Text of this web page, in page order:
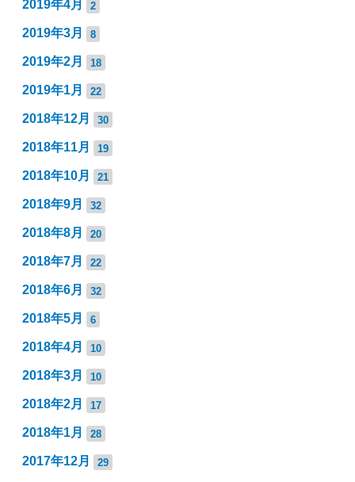
2019年4月 2
2019年3月 8
2019年2月 18
2019年1月 22
2018年12月 30
2018年11月 19
2018年10月 21
2018年9月 32
2018年8月 20
2018年7月 22
2018年6月 32
2018年5月 6
2018年4月 10
2018年3月 10
2018年2月 17
2018年1月 28
2017年12月 29